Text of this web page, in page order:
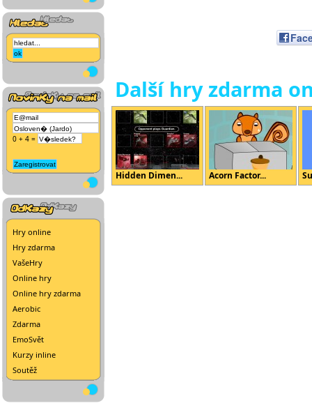
0 + 4 =
Hry online
Hry zdarma
VašeHry
Online hry
Online hry zdarma
Aerobic
Zdarma
EmoSvět
Kurzy inline
Soutěž
Další hry zdarma
Hidden Dimen... Acorn Factor...